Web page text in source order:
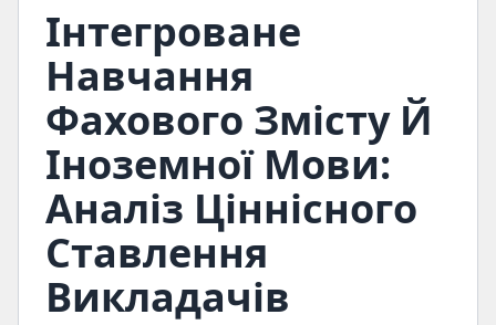
Інтегроване
Навчання
Фахового Змісту Й
Іноземної Мови:
Аналіз Ціннісного
Ставлення
Викладачів